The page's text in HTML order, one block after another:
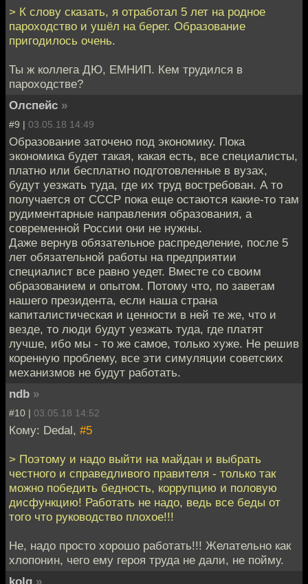
> К слову сказать, я отработал 5 лет на родное
пароходство и ушёл на берег. Образование
пригодилось очень.
Ты ж коллега ДЮ, ЕМНИП. Кем трудился в
пароходстве?
Олспейс »
#9 | 03.05.18 14:49
Образование заточено под экономику. Пока
экономика будет такая, какая есть, все специалисты,
платно или бесплатно подготовленные в вузах,
будут уезжать туда, где их труд востребован. А то
получается от СССР пока еще остаются какие-то там
рудиментарные направления образования, а
современной России они не нужны.
Даже вернув обязательное распределение, после 5
лет обязательной работы на предприятии
специалист все равно уедет. Вместе со своим
образованием и опытом. Потому что, по заветам
нашего президента, если наша страна
капиталистическая и ценности в ней те же, что и
везде, то люди будут уезжать туда, где платят
лучше, ибо мы - то же самое, только хуже. Не решив
коренную проблему, все эти симуляции советских
механизмов не будут работать.
ndb »
#10 | 03.05.18 14:52
Кому: Dedal, #5
> Поэтому и надо выйти на майдан и выбрать
честного и справедливого правителя - только так
можно победить бедность, коррупцию и половую
дисфункцию! Работать не надо, ведь все беды от
того что руководство плохое!!!
Не, надо просто хорошо работать!!! Желательно как
хлопонин, чего ему героя труда не дали, не пойму.
kolq »